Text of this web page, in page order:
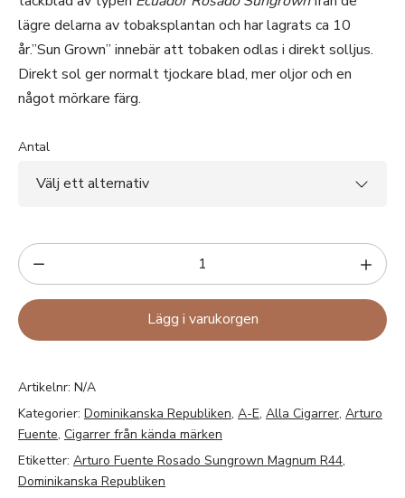
lägre delarna av tobaksplantan och har lagrats ca 10
år.”Sun Grown” innebär att tobaken odlas i direkt solljus.
Direkt sol ger normalt tjockare blad, mer oljor och en
något mörkare färg.
Antal
Lägg i varukorgen
Artikelnr: N/A
Kategorier: Dominikanska Republiken, A-E, Alla Cigarrer, Arturo
Fuente, Cigarrer från kända märken
Etiketter: Arturo Fuente Rosado Sungrown Magnum R44,
Dominikanska Republiken